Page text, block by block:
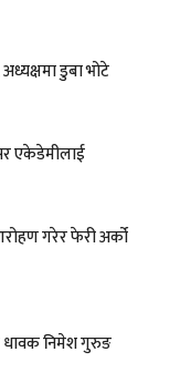
डुबा भोटे
एकेडेमीलाई
गरेर फेरी अर्को
धावक निमेश गुरुङ